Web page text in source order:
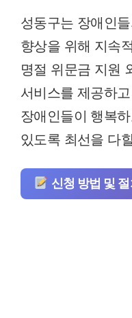
성동구는 장애인
향상을 위해 지속
명절 위문금 지원
서비스를 제공하
장애인들이 행복
있도록 최선을 다
신청 방법 및